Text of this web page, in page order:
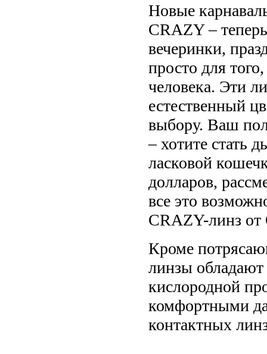
Новые
CRAZY –
вечеринки,
просто для
человека. Эти
естественный
выбору. Ваш
– хотите стать
ласковой
долларов,
все это
CRAZY-линз
Кроме
линзы
кислородной
комфортными
контактных